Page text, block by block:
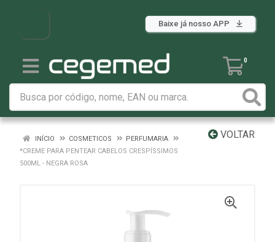
Baixe já nosso APP
0
VOLTAR
INÍCIO COSMETICOS
PERFUMARIA
*CREME PARA PENTEAR CABELOS CRESPÍSSIMOS
500ML - NEGRA ROSA